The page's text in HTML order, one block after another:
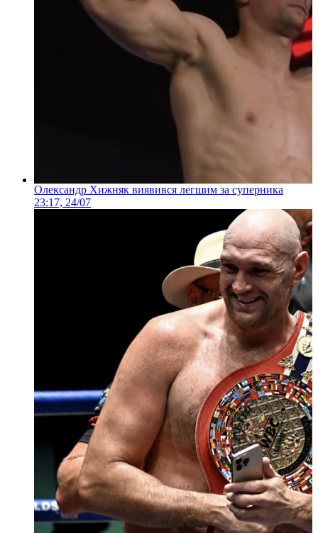
Олександр Хижняк виявився легшим за суперника
23:17, 24/07